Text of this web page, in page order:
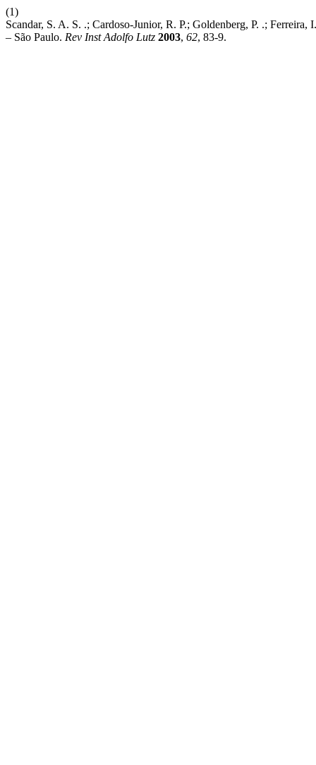
(1)
Scandar, S. A. S. .; Cardoso-Junior, R. P.; Goldenberg, P. .;
– São Paulo. Rev Inst Adolfo Lutz 2003, 62, 83-9.